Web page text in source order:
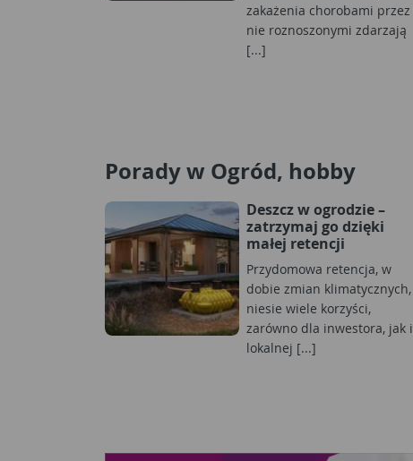
zakażenia chorobami przez
nie roznoszonymi zdarzają
[...]
Porady w Ogród, hobby
Deszcz w ogrodzie –
zatrzymaj go dzięki
małej retencji
Przydomowa retencja, w
dobie zmian klimatycznych,
niesie wiele korzyści,
zarówno dla inwestora, jak i
lokalnej [...]